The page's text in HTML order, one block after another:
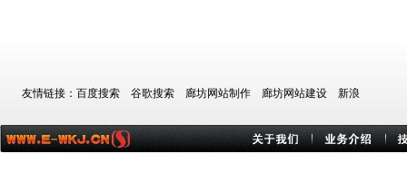
友情链接： 百度搜索 谷歌搜索 廊坊网站制作 廊坊网站建设 新浪